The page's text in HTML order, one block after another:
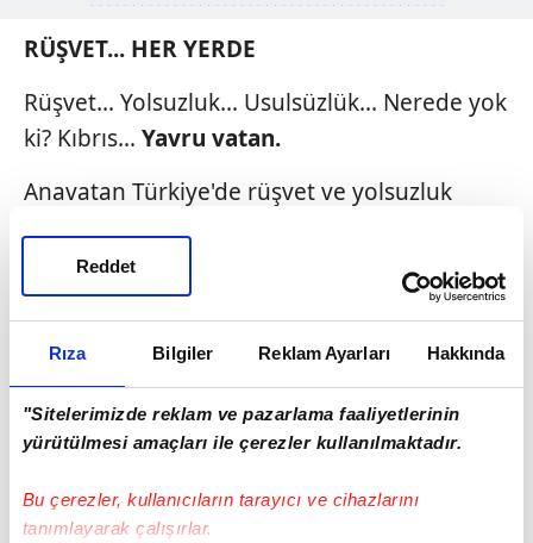
Rıza Bilgiler Reklam Ayarları Hakkında
"Sitelerimizde reklam ve pazarlama faaliyetlerinin
yürütülmesi amaçları ile çerezler kullanılmaktadır.
Bu çerezler, kullanıcıların tarayıcı ve cihazlarını
tanımlayarak çalışırlar.
Reddet
RÜŞVET... HER YERDE
Rüşvet... Yolsuzluk... Usulsüzlük... Nerede yok
ki? Kıbrıs... Yavru vatan.
Anavatan Türkiye'de rüşvet ve yolsuzluk
çıkacak da... Yavru vatanda olmayacak mı?
Başbakanlık Müsteşarı...Rüşvet iddiasıyla
gözaltı... Sonra, yurtdışına çıkış yasağıyla
serbest bırakıldı.Merkezi İhaleKomisyonu
Başkanı...Gözaltı... Tutuklandı... Ve bırakıldı.
Kolları Başkanı...Sahte diploma